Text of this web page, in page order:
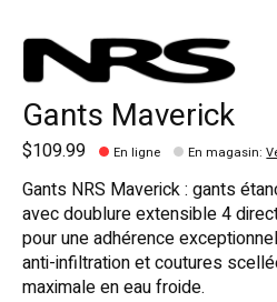
Gants Maverick
$109.99 En ligne En magasin:
Gants NRS Maverick : gants
avec doublure extensible 4
pour une adhérence
anti-infiltration et coutures
maximale en eau froide.